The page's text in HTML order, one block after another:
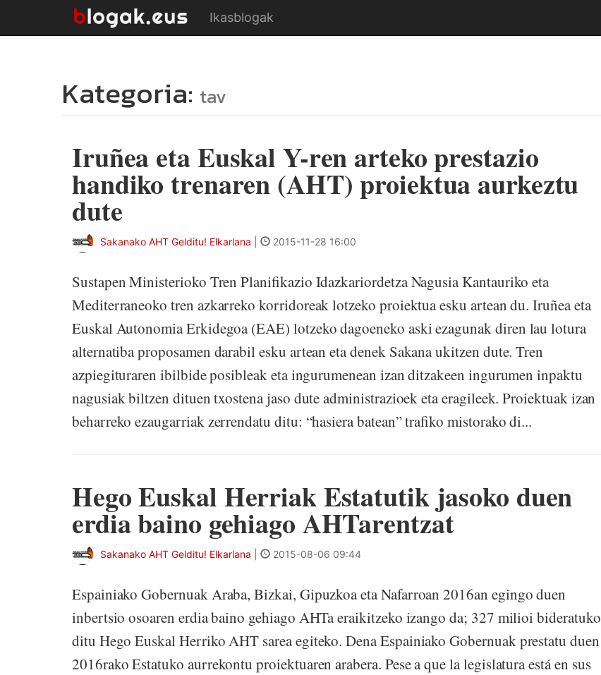
Ikasblogak
Kategoria: tav
Iruñea eta Euskal Y-ren arteko prestazio
handiko trenaren (AHT) proiektua aurkeztu
dute
Sakanako AHT Gelditu! Elkarlana 2015-11-28 16:00
Sustapen Ministerioko Tren Planifikazio Idazkariordetza Nagusia Kantauriko eta
Mediterraneoko tren azkarreko korridoreak lotzeko proiektua esku artean du. Iruñea eta
Euskal Autonomia Erkidegoa (EAE) lotzeko dagoeneko aski ezagunak diren lau lotura
alternatiba proposamen darabil esku artean eta denek Sakana ukitzen dute. Tren
azpiegituraren ibilbide posibleak eta ingurumenean izan ditzakeen ingurumen inpaktu
nagusiak biltzen dituen txostena jaso dute administrazioek eta eragileek. Proiektuak izan
beharreko ezaugarriak zerrendatu ditu: “hasiera batean” trafiko mistorako di...
Hego Euskal Herriak Estatutik jasoko duen
erdia baino gehiago AHTarentzat
Sakanako AHT Gelditu! Elkarlana 2015-08-06 09:44
Espainiako Gobernuak Araba, Bizkai, Gipuzkoa eta Nafarroan 2016an egingo duen
inbertsio osoaren erdia baino gehiago AHTa eraikitzeko izango da; 327 milioi bideratuko
ditu Hego Euskal Herriko AHT sarea egiteko. Dena Espainiako Gobernuak prestatu duen
2016rako Estatuko aurrekontu proiektuaren arabera. Pese a que la legislatura está en sus